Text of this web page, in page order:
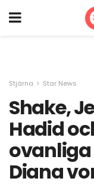
Stjärna Star News
Shake,
Hadid
Diana